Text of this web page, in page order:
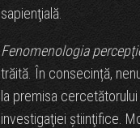
sapienţială.
Fenomenologia
trăită. În consecință,
la premisa
investigaţiei ştiinţifice.